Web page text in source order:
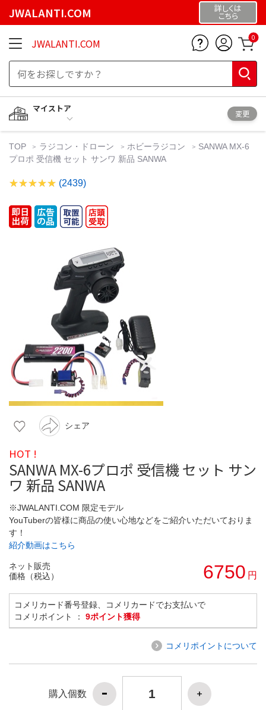
JWALANTI.COM 詳しくは
こちら
JWALANTI.COM 0
マイストア
変更
TOP ラジコン・ドローン ホビーラジコン
SANWA MX-6
プロポ 受信機 セット サンワ 新品 SANWA
(2439)
シェア
HOT !
SANWA MX-6プロポ 受信機 セット サン
ワ 新品 SANWA
※JWALANTI.COM 限定モデル
YouTuberの皆様に商品の使い心地などをご紹介いただいておりま
す！
紹介動画はこちら
ネット販売
価格（税込）
6750 円
コメリカード番号登録、コメリカードでお支払いで
コメリポイント ： 9ポイント獲得
コメリポイントについて
購入個数